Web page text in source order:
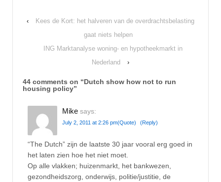
‹
Kees de Kort: het halveren van de overdrachtsbelasting
gaat niets helpen
ING Marktanalyse woning- en hypotheekmarkt in
Nederland
›
44 comments on “Dutch show how not to run
housing policy”
Mike says:
July 2, 2011 at 2:26 pm(Quote) (Reply)
“The Dutch” zijn de laatste 30 jaar vooral erg goed in
het laten zien hoe het niet moet.
Op alle vlakken; huizenmarkt, het bankwezen,
gezondheidszorg, onderwijs, politie/justitie, de